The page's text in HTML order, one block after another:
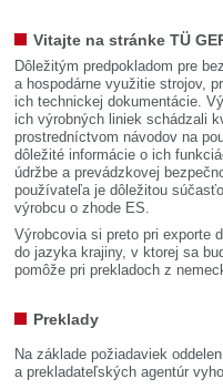
Vitajte na stránke TÜ
Dôležitým predpokladom pre
a hospodárne využitie strojov,
ich technickej dokumentácie.
ich výrobných liniek schádzali
prostredníctvom návodov na
dôležité informácie o ich
údržbe a prevádzkovej
používateľa je dôležitou
výrobcu o zhode ES.
Výrobcovia si preto pri exporte
do jazyka krajiny, v ktorej sa
pomôže pri prekladoch z
Preklady
Na základe požiadaviek
a prekladateľských agentúr